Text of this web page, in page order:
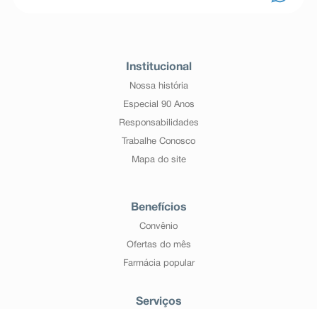
Institucional
Nossa história
Especial 90 Anos
Responsabilidades
Trabalhe Conosco
Mapa do site
Benefícios
Convênio
Ofertas do mês
Farmácia popular
Serviços